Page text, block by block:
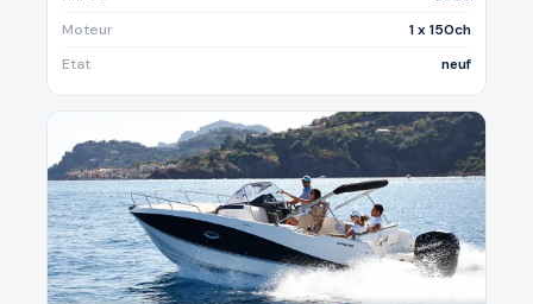
Moteur
1 x 150ch
Etat
neuf